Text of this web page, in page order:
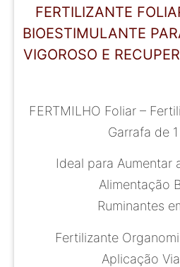
FERTILIZANTE
BIOESTIMULANTE
VIGOROSO E
FERTMILHO Foliar –
Garrafa de
Ideal para Aumentar
Alimentação
Ruminantes
Fertilizante
Aplicação